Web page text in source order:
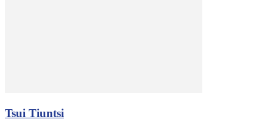
Tsui Tiuntsi